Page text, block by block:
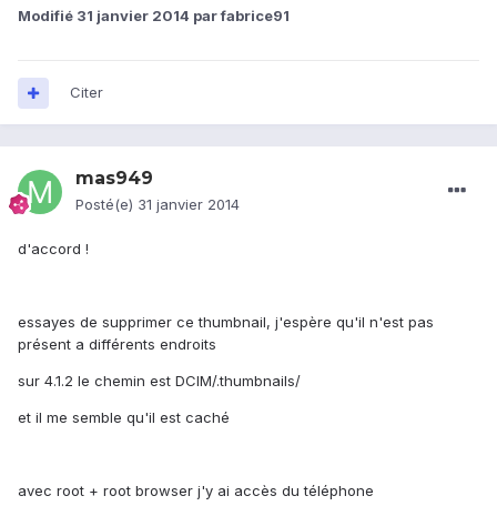
Modifié 31 janvier 2014 par fabrice91
Citer
mas949
Posté(e) 31 janvier 2014
d'accord !
essayes de supprimer ce thumbnail, j'espère qu'il n'est pas
présent a différents endroits
sur 4.1.2 le chemin est DCIM/.thumbnails/
et il me semble qu'il est caché
avec root + root browser j'y ai accès du téléphone